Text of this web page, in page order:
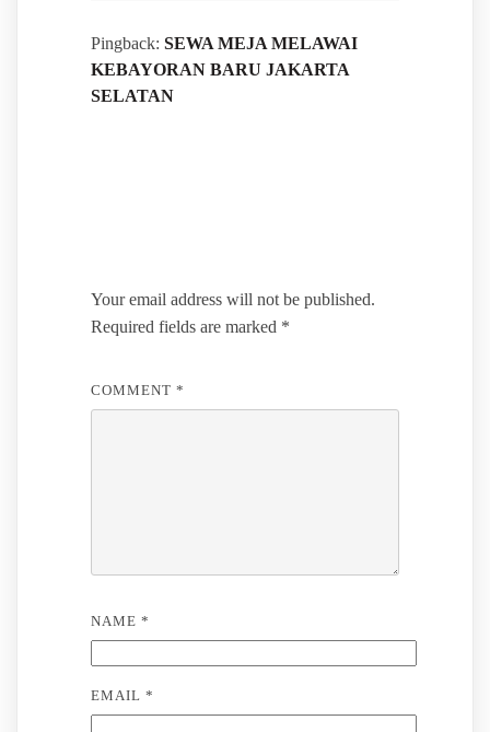
Pingback: SEWA MEJA MELAWAI
KEBAYORAN BARU JAKARTA
SELATAN
Your email address will not be published.
Required fields are marked *
COMMENT *
NAME *
EMAIL *